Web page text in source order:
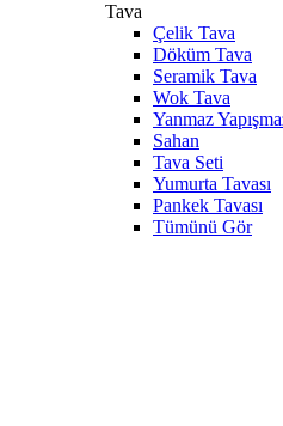
Tava
Çelik Tava
Döküm Tava
Seramik Tava
Wok Tava
Yanmaz
Sahan
Tava Seti
Yumurta Tavası
Pankek Tavası
Tümünü Gör